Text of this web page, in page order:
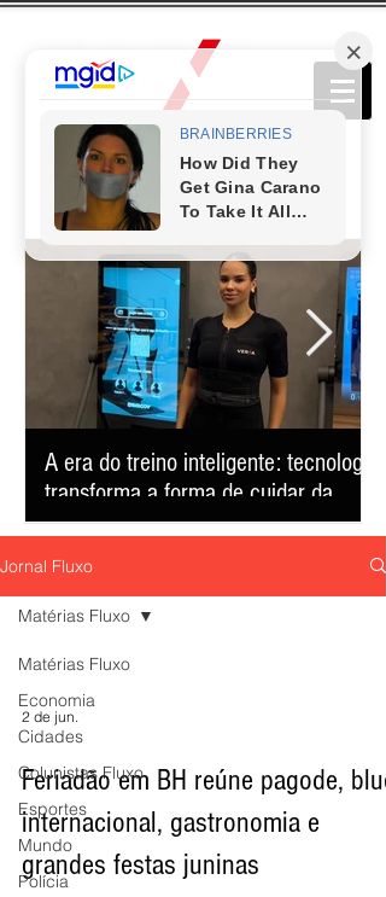
A era do treino inteligente: tecnologia
transforma a forma de cuidar da
saúde e reduz o tempo na academia
Studio For Life aposta em
tecnológica e inteligência de dados para
qualidade de vida em menos tempo.
Jornal Fluxo
Matérias Fluxo
Economia
Cidades
Colunistas Fluxo
Esportes
Mundo
Polícia
Matérias Fluxo
2 de jun.
Feriadão em BH reúne pagode,
internacional, gastronomia e
grandes festas juninas